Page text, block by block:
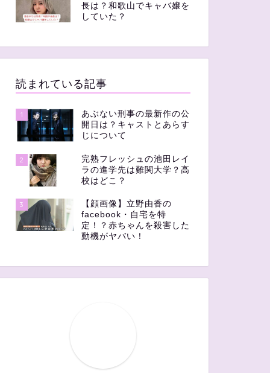
長は？和歌山でキャバ嬢を
していた？
読まれている記事
1
あぶない刑事の最新作の公
開日は？キャストとあらす
じについて
2
完熟フレッシュの池田レイ
ラの進学先は難関大学？高
校はどこ？
3
【顔画像】立野由香の
facebook・自宅を特
定！？赤ちゃんを殺害した
動機がヤバい！